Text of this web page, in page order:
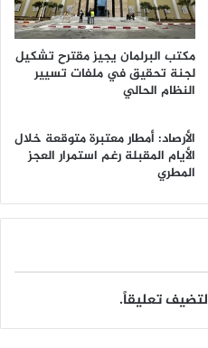
مكتب البرلمان يجيز مقترح تشكيل
لجنة تحقيق في ملفات تسيير
النظام الحالي
الأرصاد: أمطار معتبرة متوقعة خلال
الأيام المقبلة رغم استمرار العجز
المطري
لتضيف تعليقاً.